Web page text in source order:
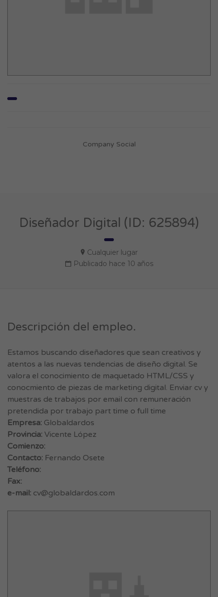
Company Social
Diseñador Digital (ID: 625894)
Cualquier lugar
Publicado hace 10 años
Descripción del empleo.
Estamos buscando diseñadores que sean creativos y
atentos a las nuevas tendencias de diseño digital. Se
valora el conocimiento de maquetado HTML/CSS y
conocmiento de piezas de marketing digital. Enviar cv y
muestras de trabajos por email con remuneración
pretendida por trabajo part time o full time
Empresa: Globaldardos
Provincia: Vicente López
Comienzo:
Contacto: Fernando Osete
Teléfono:
Fax:
e-mail: cv@globaldardos.com